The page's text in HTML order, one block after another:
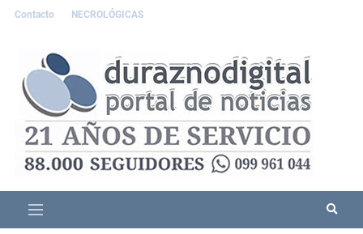
Contacto NECROLÓGICAS